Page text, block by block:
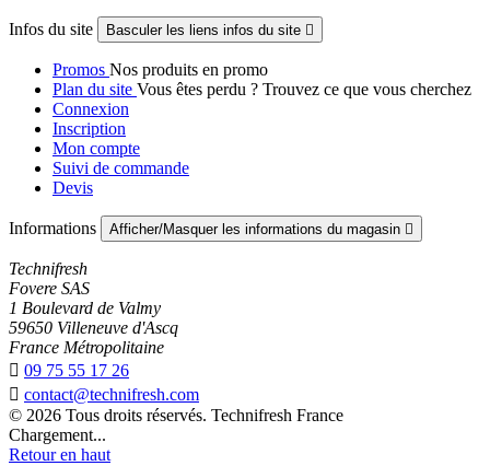
Infos du site Basculer les liens infos du site 
Promos Nos produits en promo
Plan du site Vous êtes perdu ? Trouvez ce que vous cherchez
Connexion
Inscription
Mon compte
Suivi de commande
Devis
Informations Afficher/Masquer les informations du magasin 
Technifresh
Fovere SAS
1 Boulevard de Valmy
59650 Villeneuve d'Ascq
France Métropolitaine
 09 75 55 17 26
 contact@technifresh.com
© 2026 Tous droits réservés. Technifresh France
Chargement...
Retour en haut